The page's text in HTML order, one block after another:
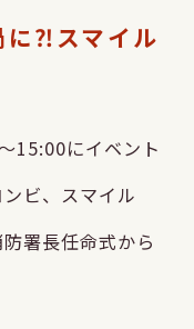
に⁈スマイル
15:00にイベント
ビ、スマイル
署長任命式から